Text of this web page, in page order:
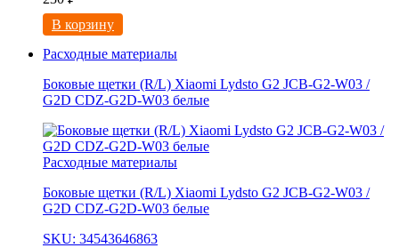
В корзину
Расходные материалы
Боковые щетки (R/L) Xiaomi Lydsto G2 JCB-G2-W03 /
G2D CDZ-G2D-W03 белые
Расходные материалы
Боковые щетки (R/L) Xiaomi Lydsto G2 JCB-G2-W03 /
G2D CDZ-G2D-W03 белые
SKU: 34543646863